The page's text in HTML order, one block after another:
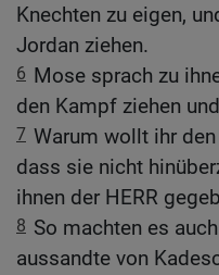
Knechten zu eigen,
Jordan ziehen.
6 Mose sprach zu
den Kampf ziehen
7 Warum wollt ihr
dass sie nicht
ihnen der HERR
8 So machten es
aussandte von